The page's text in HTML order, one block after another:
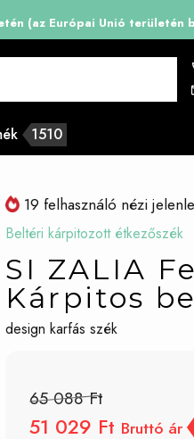
Európai Unió területén belül)
1510
19 felhasználó nézi
Beltéri kárpitozott étkezőszék
SI ZALIA
Kárpitos
design karfás szék
65 088 Ft
51 029 Ft Bruttó ár